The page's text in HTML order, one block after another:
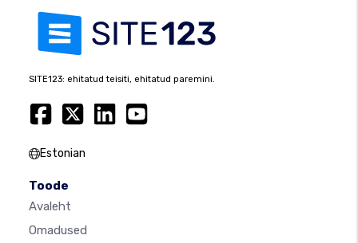
SITE123: ehitatud teisiti, ehitatud paremini.
Estonian
Toode
Avaleht
Omadused